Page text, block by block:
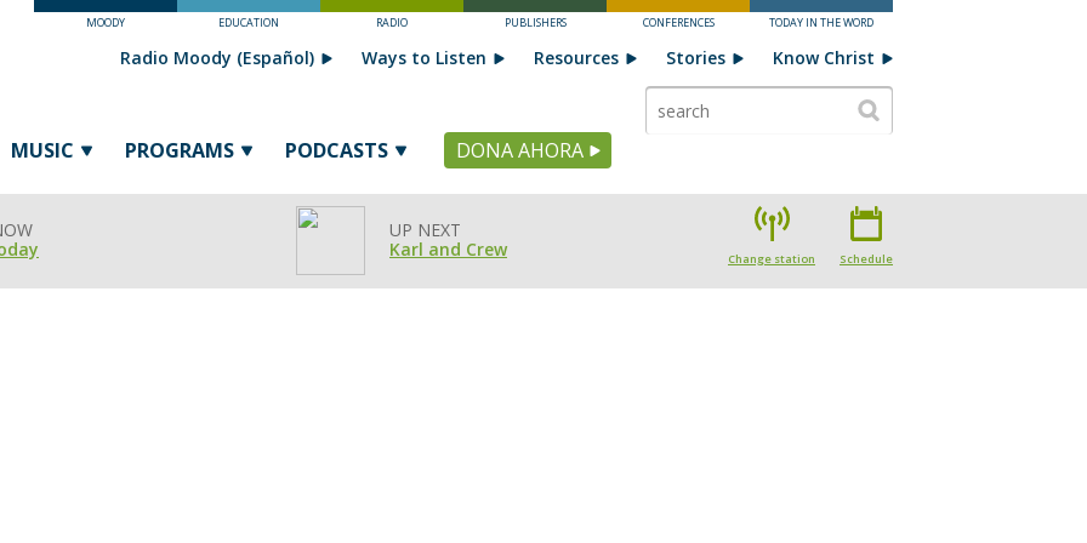
MOODY EDUCATION RADIO PUBLISHERS CONFERENCES TODAY IN THE WORD
MUSIC PROGRAMS PODCASTS DONA AHORA
Radio Moody (Español) Ways to Listen Resources Stories Know Christ
UP NEXT
Karl and Crew
Change station Schedule